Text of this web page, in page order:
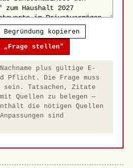
Begründung kopieren
stellen"
plus gültige E-
Pflicht. Die Frage muss
sein. Tatsachen, Zitate
Quellen zu belegen —
die nötigen Quellen
sind